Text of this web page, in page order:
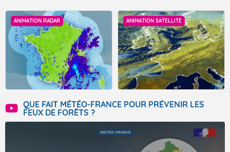
ANIMATION RADAR ANIMATION SATELLITE
QUE FAIT MÉTÉO-FRANCE POUR PRÉVENIR LES
FEUX DE FORÊTS ?